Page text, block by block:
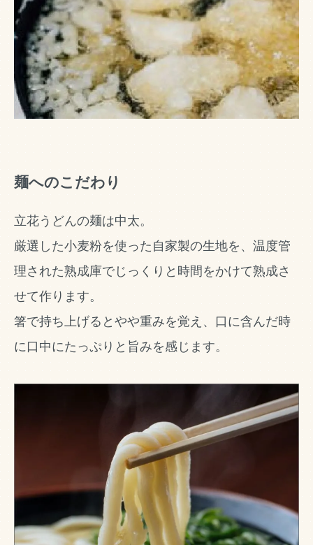
麺へのこだわり
立花うどんの麺は中太。
厳選した小麦粉を使った自家製の生地を、温度管
理された熟成庫でじっくりと時間をかけて熟成さ
せて作ります。
箸で持ち上げるとやや重みを覚え、口に含んだ時
に口中にたっぷりと旨みを感じます。